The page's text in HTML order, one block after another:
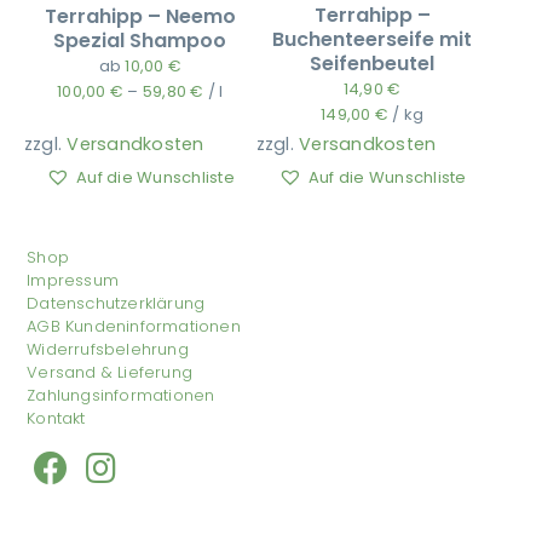
Terrahipp – Neemo
Spezial Shampoo
ab10,00 €
100,00 € – 59,80€ /l
zzgl.Versandkosten
Auf die Wunschliste
Terrahipp –
Buchenteerseife mit
Seifenbeutel
14,90€
149,00 € / kg
zzgl.Versandkosten
Auf die Wunschliste
Shop
Impressum
Datenschutzerklärung
AGB Kundeninformationen
Widerrufsbelehrung
Versand & Lieferung
Zahlungsinformationen
Kontakt